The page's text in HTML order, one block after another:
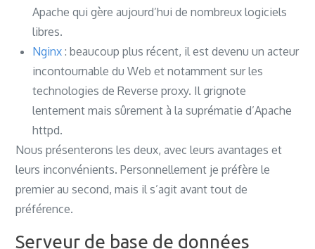
Apache qui gère aujourd’hui de nombreux logiciels
libres.
Nginx : beaucoup plus récent, il est devenu un acteur
incontournable du Web et notamment sur les
technologies de Reverse proxy. Il grignote
lentement mais sûrement à la suprématie d’Apache
httpd.
Nous présenterons les deux, avec leurs avantages et
leurs inconvénients. Personnellement je préfère le
premier au second, mais il s’agit avant tout de
préférence.
Serveur de base de données